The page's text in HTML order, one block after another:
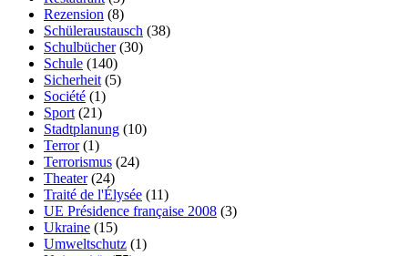
Rezension (8)
Schüleraustausch (38)
Schulbücher(30)
Schule (140)
Sicherheit (5)
Société (1)
Sport (21)
Stadtplanung (10)
Terror(1)
Terrorismus (24)
Theater(24)
Traité de l'Élysée (11)
UE Présidence française 2008 (3)
Ukraine (15)
Umweltschutz (1)